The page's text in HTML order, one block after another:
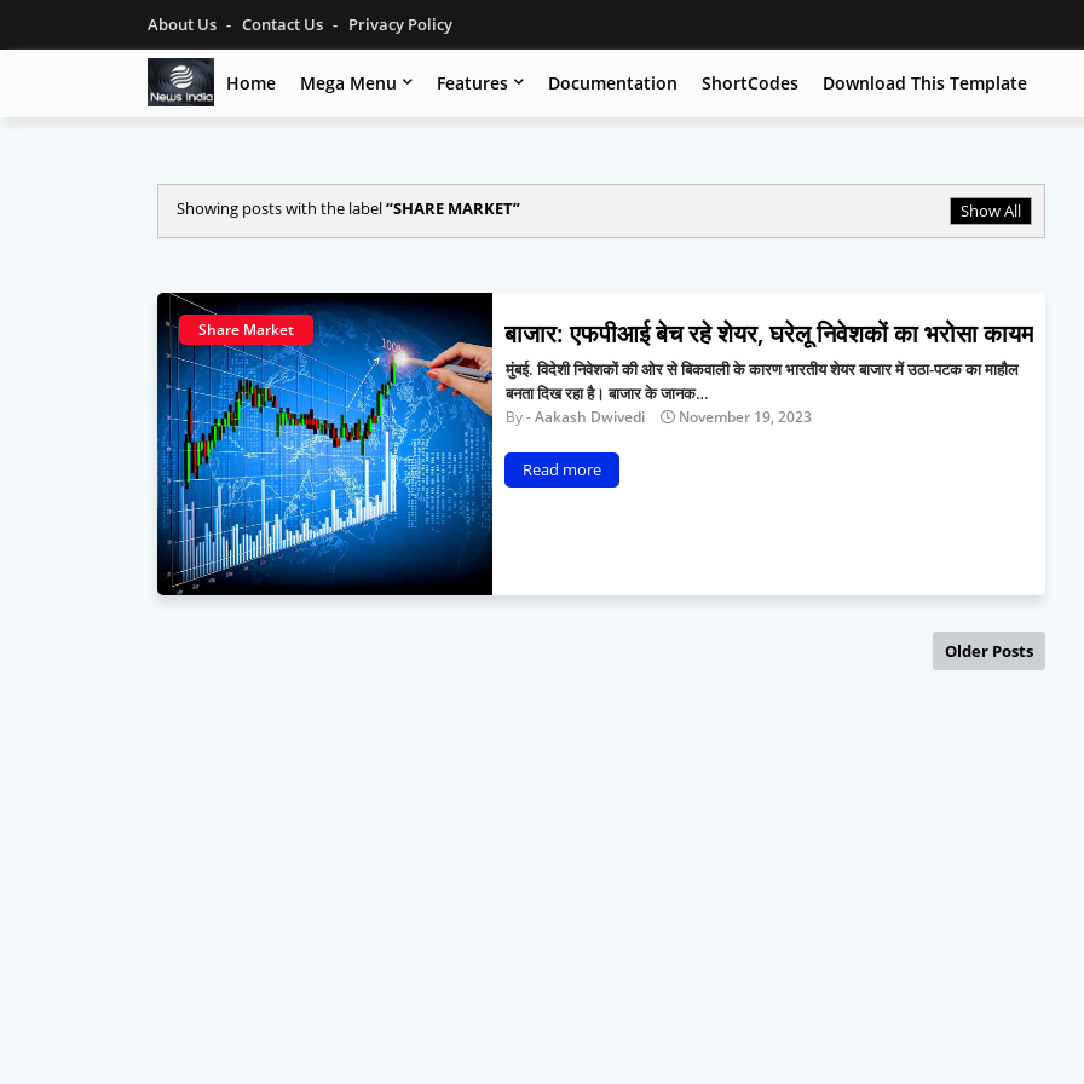
About Us Contact Us Privacy Policy
Home Mega Menu Features Documentation ShortCodes Download This Template
Showing posts with the label SHARE MARKET Show All
Share Market बाजार: एफपीआई बेच रहे शेयर, घरेलू निवेशकों का भरोसा कायम
मुंबई. विदेशी निवेशकों की ओर से बिकवाली के कारण भारतीय शेयर बाजार में उठा-पटक का माहौल
बनता दिख रहा है। बाजार के जानक…
Aakash Dwivedi November 19, 2023
Read more
Older Posts